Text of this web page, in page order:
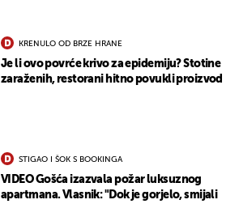
KRENULO OD BRZE HRANE
Je li ovo povrće krivo za epidemiju? Stotine
zaraženih, restorani hitno povukli proizvod
STIGAO I ŠOK S BOOKINGA
VIDEO Gošća izazvala požar luksuznog
apartmana. Vlasnik: "Dok je gorjelo, smijali